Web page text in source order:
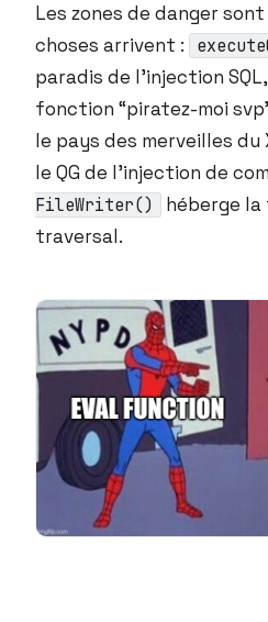
Les zones de danger
choses arrivent :
paradis de l’injection SQL,
fonction “piratez-moi
le pays des merveilles du
le QG de l’injection de
FileWriter()
héberge
traversal.